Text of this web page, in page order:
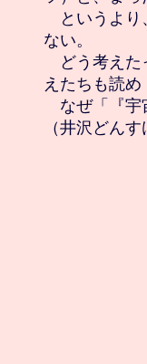
というより
ない。
どう考えた
えたちも読め
なぜ「『宇